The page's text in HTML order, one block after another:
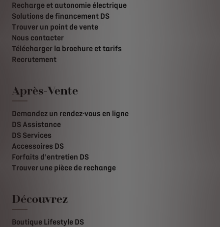
Recharge et autonomie électrique
Solutions de financement DS
Trouver un point de vente
Nous contacter
Télécharger la brochure et tarifs
Recrutement
Après-Vente
Demandez un rendez-vous en ligne
DS Assistance
DS Services
Accessoires DS
Forfaits d'entretien DS
Trouver une pièce de rechange
Découvrez
Boutique Lifestyle DS